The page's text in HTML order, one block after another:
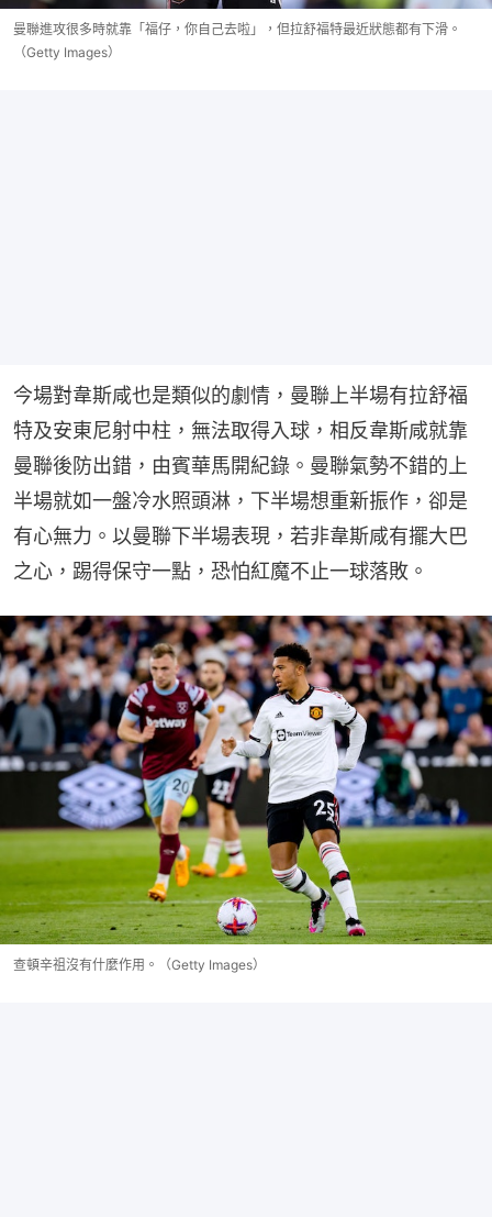
曼聯進攻很多時就靠「福仔，你自己去啦」，但拉舒福特最近狀態都有下滑。
（Getty Images）
今場對韋斯咸也是類似的劇情，曼聯上半場有拉舒福
特及安東尼射中柱，無法取得入球，相反韋斯咸就靠
曼聯後防出錯，由賓華馬開紀錄。曼聯氣勢不錯的上
半場就如一盤冷水照頭淋，下半場想重新振作，卻是
有心無力。以曼聯下半場表現，若非韋斯咸有擺大巴
之心，踢得保守一點，恐怕紅魔不止一球落敗。
查頓辛祖沒有什麼作用。（Getty Images）